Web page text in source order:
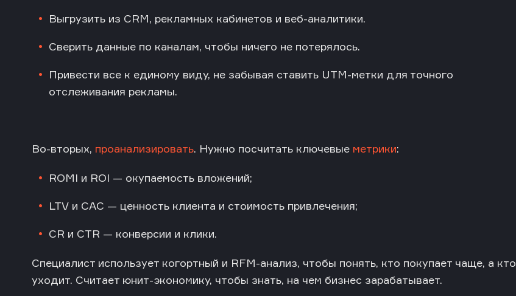
Выгрузить из CRM, рекламных кабинетов и веб-аналитики.
Сверить данные по каналам, чтобы ничего не потерялось.
Привести все к единому виду, не забывая ставить UTM-метки для точного
отслеживания рекламы.
Во-вторых, проанализировать. Нужно посчитать ключевые метрики:
ROMI и ROI — окупаемость вложений;
LTV и CAC — ценность клиента и стоимость привлечения;
CR и CTR — конверсии и клики.
Специалист использует когортный и RFM-анализ, чтобы понять, кто покупает чаще, а кто
уходит. Считает юнит-экономику, чтобы знать, на чем бизнес зарабатывает.